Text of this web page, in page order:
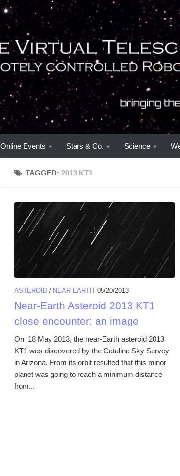
Online Events Stars & Co. Science
TAGGED:2013 KT1
ASTEROID / NEAR EARTH 05/20/2013
Near-Earth Asteroid 2013 KT1
close encounter: an image
On 18 May 2013, the near-Earth asteroid 2013
KT1 was discovered by the Catalina Sky Survey
in Arizona. From its orbit resulted that this minor
planet was going to reach a minimum distance
from...